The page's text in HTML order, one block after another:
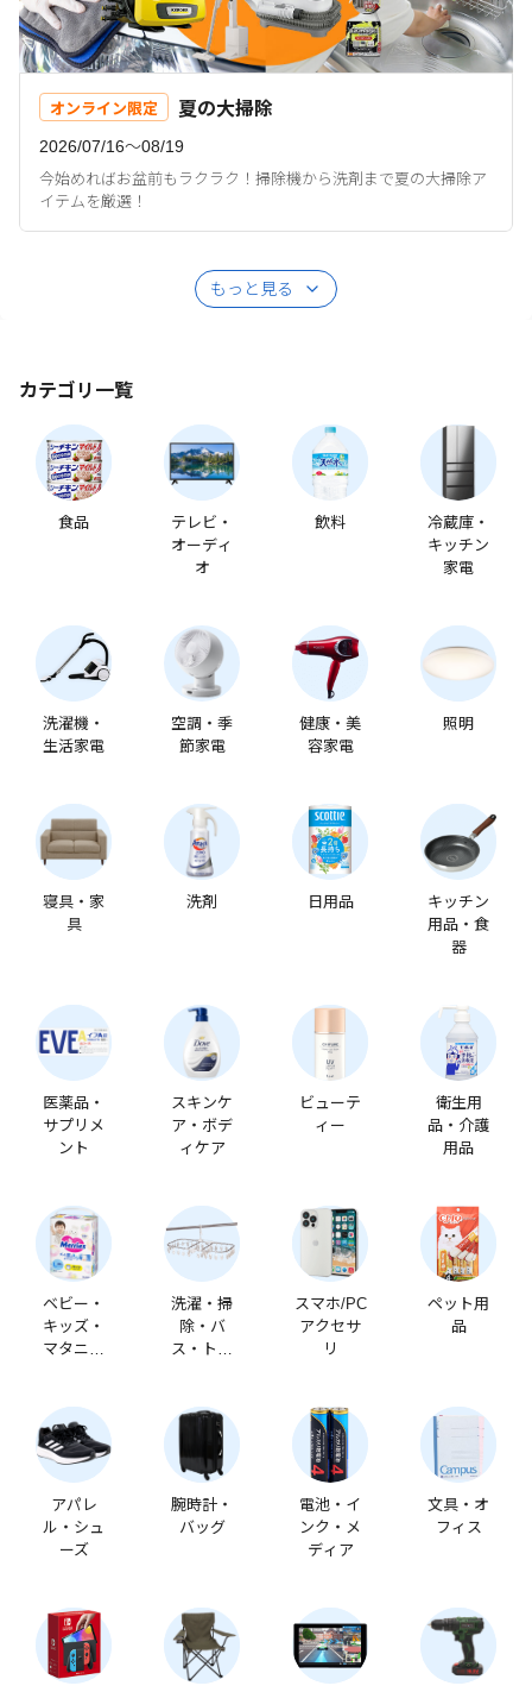
オンライン限定 夏の大掃除
2026/07/16〜08/19
今始めればお盆前もラクラク！掃除機から洗剤まで夏の大掃除ア
イテムを厳選！
もっと見る
カテゴリ一覧
食品
テレビ・
オーディ
オ
飲料
冷蔵庫・
キッチン
家電
洗濯機・
生活家電
空調・季
節家電
健康・美
容家電
照明
寝具・家
具
洗剤 日用品
キッチン
用品・食
器
医薬品・
サプリメ
ント
スキンケ
ア・ボデ
ィケア
ビューテ
ィー
衛生用
品・介護
用品
ベビー・
キッズ・
マタニテ
洗濯・掃
除・バ
ス・トイ
スマホ/PC
アクセサ
リ
ペット用
品
アパレ
ル・シュ
ーズ
腕時計・
バッグ
電池・イ
ンク・メ
ディア
文具・オ
フィス